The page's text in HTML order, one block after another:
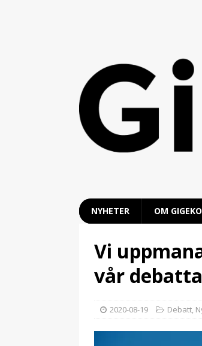
NYHETER OM
Vi
vår
2020-08-19 Debatt,